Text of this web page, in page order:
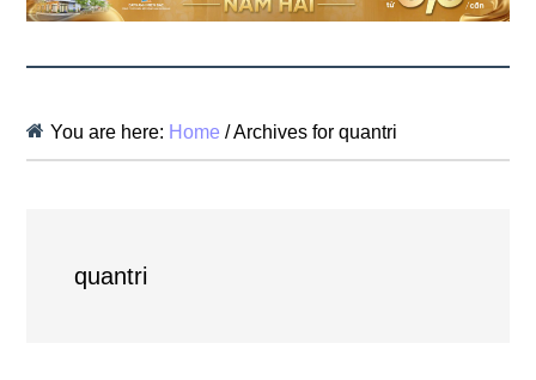
You are here: Home /Archives for quantri
quantri